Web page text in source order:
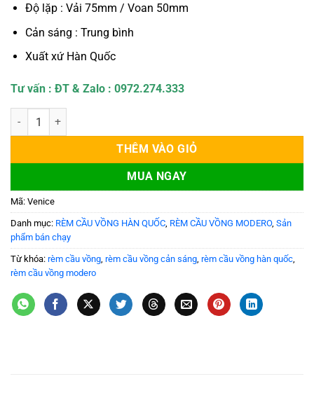
Độ lặp : Vải 75mm / Voan 50mm
Cản sáng : Trung bình
Xuất xứ Hàn Quốc
Tư vấn : ĐT & Zalo : 0972.274.333
Rèm Cầu Vồng Hàn Quốc Modero mã Venice số lượng
THÊM VÀO GIỎ
MUA NGAY
Mã: Venice
Danh mục: RÈM CẦU VỒNG HÀN QUỐC, RÈM CẦU VỒNG MODERO, Sản
phẩm bán chạy
Từ khóa: rèm cầu vồng, rèm cầu vồng cản sáng, rèm cầu vồng hàn quốc,
rèm cầu vồng modero